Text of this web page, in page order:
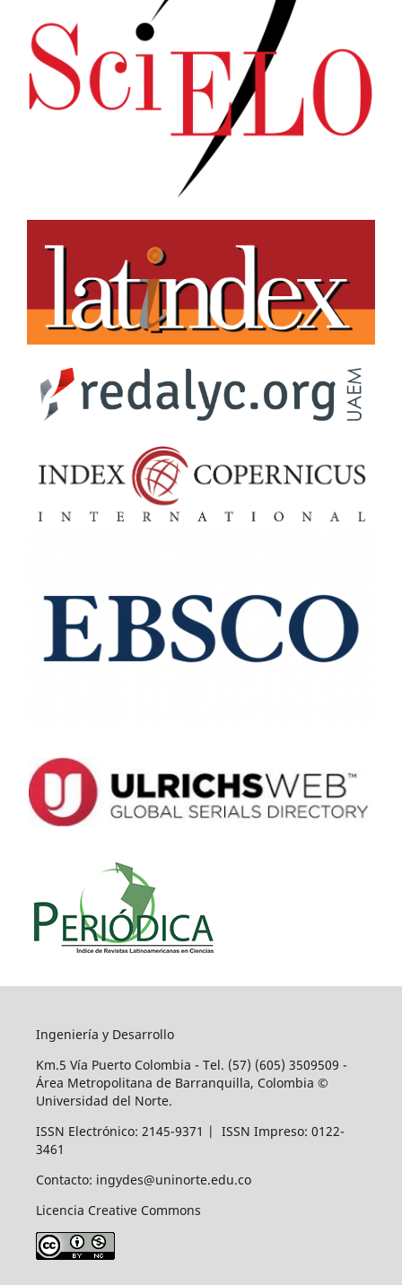
Ingeniería y Desarrollo
Km.5 Vía Puerto Colombia - Tel. (57) (605) 3509509 -
Área Metropolitana de Barranquilla, Colombia ©
Universidad del Norte.
ISSN Electrónico: 2145-9371 | ISSN Impreso: 0122-
3461
Contacto: ingydes@uninorte.edu.co
Licencia Creative Commons